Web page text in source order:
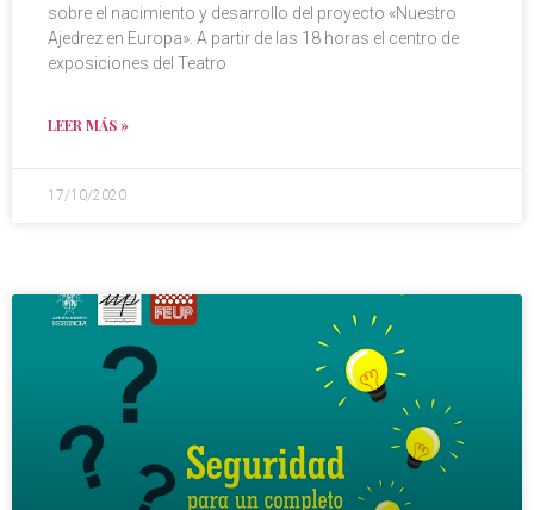
sobre el nacimiento y desarrollo del proyecto «Nuestro
Ajedrez en Europa». A partir de las 18 horas el centro de
exposiciones del Teatro
LEER MÁS »
17/10/2020